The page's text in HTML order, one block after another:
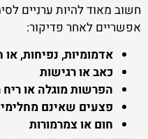
חשוב מאוד להיות ערניים
אפשריים לאחר פדיקור:
אדמומיות, נפיחות,
כאב או רגישות
הפרשות מוגלה או
פצעים שאינם
חום או צמרמורות